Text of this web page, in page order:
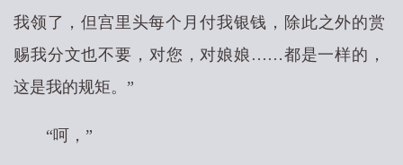
我领了，但宫里头每个月付我银钱，除此之外的赏
赐我分文也不要，对您，对娘娘……都是一样的，
这是我的规矩。”
“呵，”